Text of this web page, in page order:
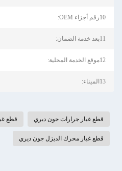
10رقم أجزاء OEM:
11بعد خدمة الضمان:
12موقع الخدمة المحلية:
13الميناء:
قطع غيار جرارات جون ديري قطع
قطع غيار محرك الديزل جون ديري